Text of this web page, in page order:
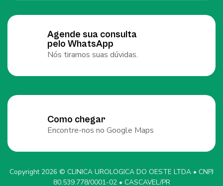
Agende sua consulta
pelo WhatsApp
Nós tiramos suas dúvidas.
Como chegar
Encontre-nos no Google Maps
Copyright 2026 © CLINICA UROLOGICA DO OESTE LTDA • CNPJ
80.539.778/0001-02 • CASCAVEL/PR